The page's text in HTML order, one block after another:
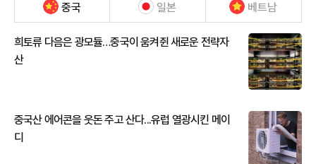
중국 일본 베트남
희토류 다음은 광모듈…중국이 움켜쥔 새로운 전략자
산
중국산 에어콘을 웃돈 주고 산다...유럽 열광시킨 메이
디